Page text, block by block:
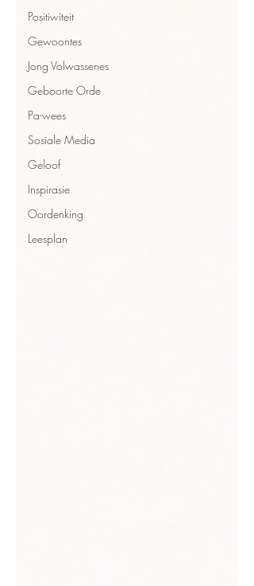
Positiwiteit
Gewoontes
Jong Volwassenes
Geboorte Orde
Pa-wees
Sosiale Media
Geloof
Inspirasie
Oordenking
Leesplan